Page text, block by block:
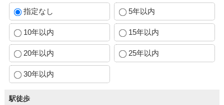
指定なし 5年以内
10年以内 15年以内
20年以内 25年以内
30年以内
駅徒歩